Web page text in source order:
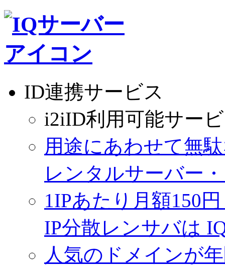
ID連携サービス
i2iID利用可能サー
用途にあわせて無
レンタルサーバー
1IPあたり月額150
IP分散レンサバは
人気のドメインが